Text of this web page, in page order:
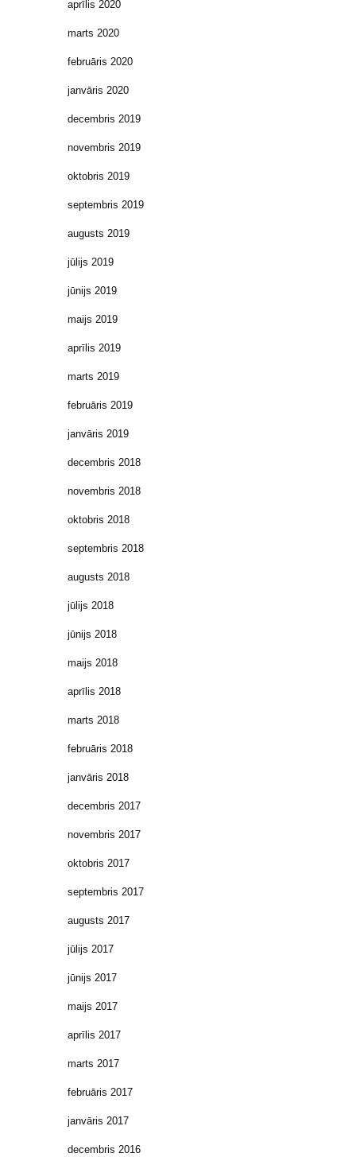
aprīlis 2020
marts 2020
februāris 2020
janvāris 2020
decembris 2019
novembris 2019
oktobris 2019
septembris 2019
augusts 2019
jūlijs 2019
jūnijs 2019
maijs 2019
aprīlis 2019
marts 2019
februāris 2019
janvāris 2019
decembris 2018
novembris 2018
oktobris 2018
septembris 2018
augusts 2018
jūlijs 2018
jūnijs 2018
maijs 2018
aprīlis 2018
marts 2018
februāris 2018
janvāris 2018
decembris 2017
novembris 2017
oktobris 2017
septembris 2017
augusts 2017
jūlijs 2017
jūnijs 2017
maijs 2017
aprīlis 2017
marts 2017
februāris 2017
janvāris 2017
decembris 2016